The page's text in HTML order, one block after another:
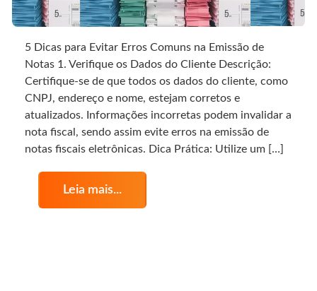
5 Dicas para Evitar Erros Comuns na Emissão de
Notas 1. Verifique os Dados do Cliente Descrição:
Certifique-se de que todos os dados do cliente, como
CNPJ, endereço e nome, estejam corretos e
atualizados. Informações incorretas podem invalidar a
nota fiscal, sendo assim evite erros na emissão de
notas fiscais eletrônicas. Dica Prática: Utilize um […]
Leia mais...